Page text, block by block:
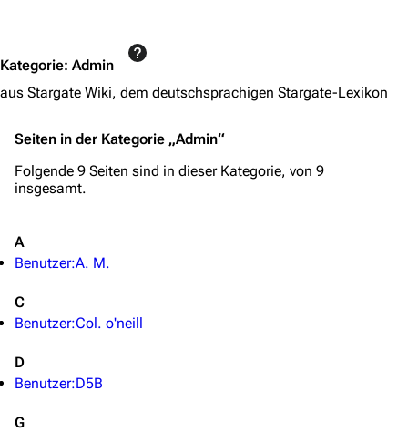
Navigation
Hauptseite
Von A bis Z
Zufälliger Artikel
Spezialseiten
Stargate Universe
Kategorie: Admin
aus Stargate Wiki, dem deutschsprachigen Stargate-Lexikon
Seiten in der Kategorie „Admin“
Folgende 9 Seiten sind in dieser Kategorie, von 9
insgesamt.
A
Benutzer:A. M.
C
Benutzer:Col. o'neill
D
Benutzer:D5B
G